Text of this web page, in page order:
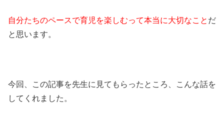
自分たちのペースで育児を楽しむって本当に大切なこと だ
と思います。
今回、この記事を先生に見てもらったところ、こんな話を
してくれました。